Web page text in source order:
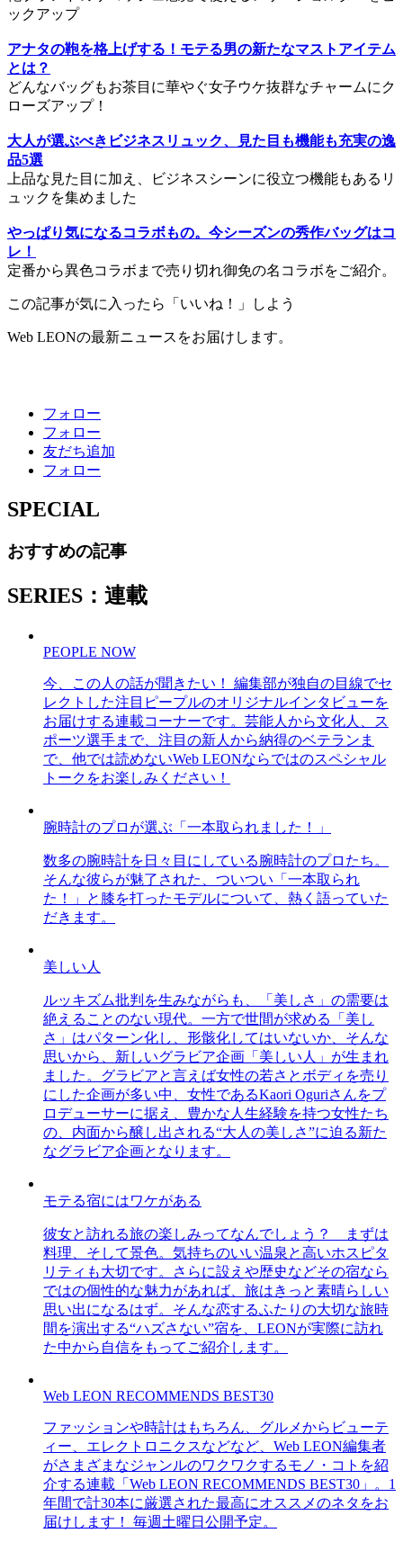
ックアップ
アナタの鞄を格上げする！モテる男の新たなマストアイテム
とは？
どんなバッグもお茶目に華やぐ女子ウケ抜群なチャームにク
ローズアップ！
大人が選ぶべきビジネスリュック、見た目も機能も充実の逸
品5選
上品な見た目に加え、ビジネスシーンに役立つ機能もあるリ
ュックを集めました
やっぱり気になるコラボもの。今シーズンの秀作バッグはコ
レ！
定番から異色コラボまで売り切れ御免の名コラボをご紹介。
この記事が気に入ったら「いいね！」しよう
Web LEONの最新ニュースをお届けします。
フォロー
フォロー
友だち追加
フォロー
SPECIAL
おすすめの記事
SERIES：連載
PEOPLE NOW
今、この人の話が聞きたい！ 編集部が独自の目線でセ
レクトした注目ピープルのオリジナルインタビューを
お届けする連載コーナーです。芸能人から文化人、ス
ポーツ選手まで、注目の新人から納得のベテランま
で、他では読めないWeb LEONならではのスペシャル
トークをお楽しみください！
腕時計のプロが選ぶ「一本取られました！」
数多の腕時計を日々目にしている腕時計のプロたち。
そんな彼らが魅了された、ついつい「一本取られ
た！」と膝を打ったモデルについて、熱く語っていた
だきます。
美しい人
ルッキズム批判を生みながらも、「美しさ」の需要は
絶えることのない現代。一方で世間が求める「美し
さ」はパターン化し、形骸化してはいないか、そんな
思いから、新しいグラビア企画「美しい人」が生まれ
ました。グラビアと言えば女性の若さとボディを売り
にした企画が多い中、女性であるKaori Oguriさんをプ
ロデューサーに据え、豊かな人生経験を持つ女性たち
の、内面から醸し出される“大人の美しさ”に迫る新た
なグラビア企画となります。
モテる宿にはワケがある
彼女と訪れる旅の楽しみってなんでしょう？ まずは
料理、そして景色。気持ちのいい温泉と高いホスピタ
リティも大切です。さらに設えや歴史などその宿なら
ではの個性的な魅力があれば、旅はきっと素晴らしい
思い出になるはず。そんな恋するふたりの大切な旅時
間を演出する“ハズさない”宿を、LEONが実際に訪れ
た中から自信をもってご紹介します。
Web LEON RECOMMENDS BEST30
ファッションや時計はもちろん、グルメからビューテ
ィー、エレクトロニクスなどなど、Web LEON編集者
がさまざまなジャンルのワクワクするモノ・コトを紹
介する連載「Web LEON RECOMMENDS BEST30」。1
年間で計30本に厳選された最高にオススメのネタをお
届けします！ 毎週土曜日公開予定。